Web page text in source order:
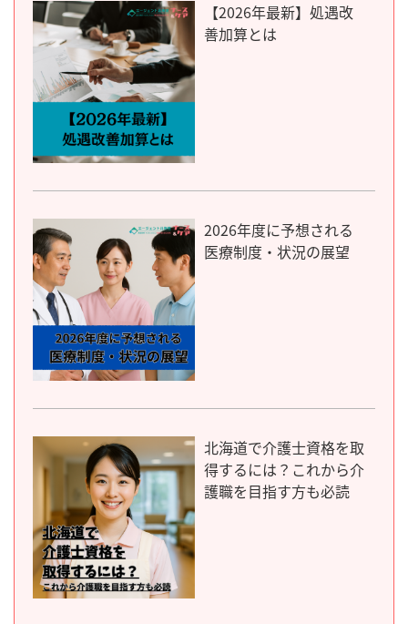
【2026年最新】処遇改
善加算とは
2026年度に予想される
医療制度・状況の展望
北海道で介護士資格を取
得するには？これから介
護職を目指す方も必読